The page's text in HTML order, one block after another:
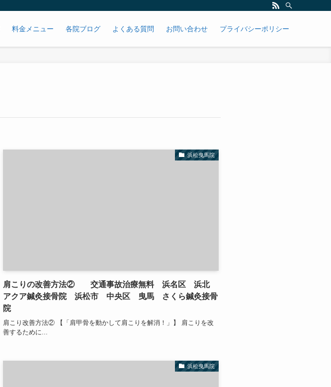
料金メニュー 各院ブログ よくある質問 お問い合わせ プライバシーポリシー
浜松曳馬院
肩こりの改善方法② 交通事故治療無料 浜名区 浜北
アクア鍼灸接骨院 浜松市 中央区 曳馬 さくら鍼灸接骨
院
肩こり改善方法② 【「肩甲骨を動かして肩こりを解消！」】 肩こりを改
善するために...
浜松曳馬院